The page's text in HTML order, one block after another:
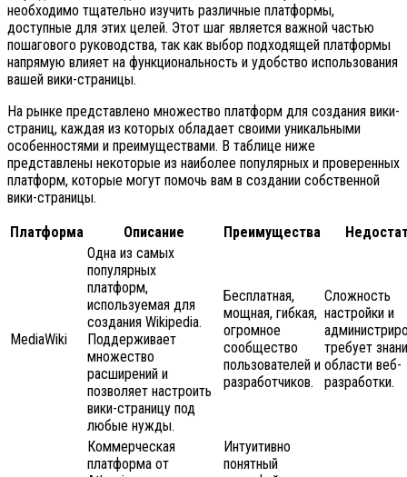
необходимо тщательно изучить различные платформы,
доступные для этих целей. Этот шаг является важной частью
пошагового руководства, так как выбор подходящей платформы
напрямую влияет на функциональность и удобство использования
вашей вики-страницы.
На рынке представлено множество платформ для создания вики-
страниц, каждая из которых обладает своими уникальными
особенностями и преимуществами. В таблице ниже
представлены некоторые из наиболее популярных и проверенных
платформ, которые могут помочь вам в создании собственной
вики-страницы.
Платформа
Описание Преимущества
MediaWiki
Одна из самых
популярных
платформ,
используемая для
создания Wikipedia.
Поддерживает
множество
расширений и
позволяет настроить
вики-страницу под
любые нужды.
Бесплатная,
мощная, гибкая,
огромное
сообщество
пользователей и
разработчиков.
Сложность
настройки и
требует
области веб-
разработки.
Коммерческая
платформа от
Интуитивно
понятный